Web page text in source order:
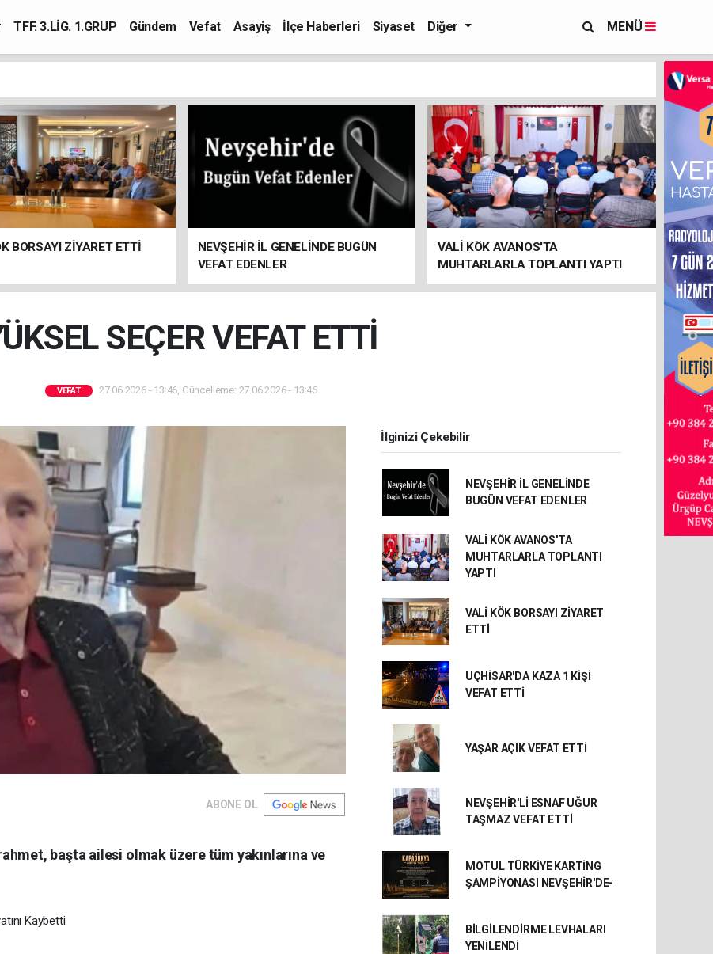
TFF. 3.LİG. 1.GRUP Gündem Vefat Asayiş İlçe Haberleri Siyaset Diğer MENÜ
BORSAYI ZİYARET ETTİ
NEVŞEHİR İL GENELİNDE BUGÜN
VEFAT EDENLER
VALİ KÖK AVANOS'TA
MUHTARLARLA TOPLANTI YAPTI
SEÇER VEFAT ETTİ
VEFAT 27.06.2026 - 13:46, Güncelleme: 27.06.2026 - 13:46
ABONE OL
başta ailesi olmak üzere tüm yakınlarına ve
Kaybetti
İlginizi Çekebilir
NEVŞEHİR İL GENELİNDE
BUGÜN VEFAT EDENLER
VALİ KÖK AVANOS'TA
MUHTARLARLA TOPLANTI
YAPTI
VALİ KÖK BORSAYI ZİYARET
ETTİ
UÇHİSAR'DA KAZA 1 KİŞİ
VEFAT ETTİ
YAŞAR AÇIK VEFAT ETTİ
NEVŞEHİR'Lİ ESNAF UĞUR
TAŞMAZ VEFAT ETTİ
MOTUL TÜRKİYE KARTİNG
ŞAMPİYONASI NEVŞEHİR'DE-
BİLGİLENDİRME LEVHALARI
YENİLENDİ